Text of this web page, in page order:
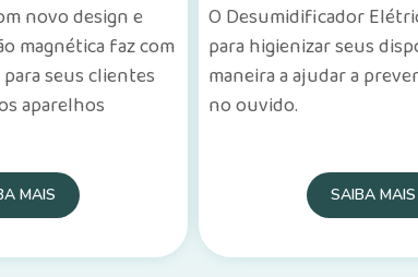
novo design e
magnética faz com
seus clientes
aparelhos
MAIS
O Desumidificador
para higienizar seus
maneira a ajudar a
no ouvido.
SAIBA MAIS